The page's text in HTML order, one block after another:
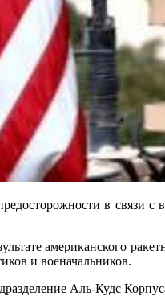
в связи
американского
и военачальников.
Аль-Кудс